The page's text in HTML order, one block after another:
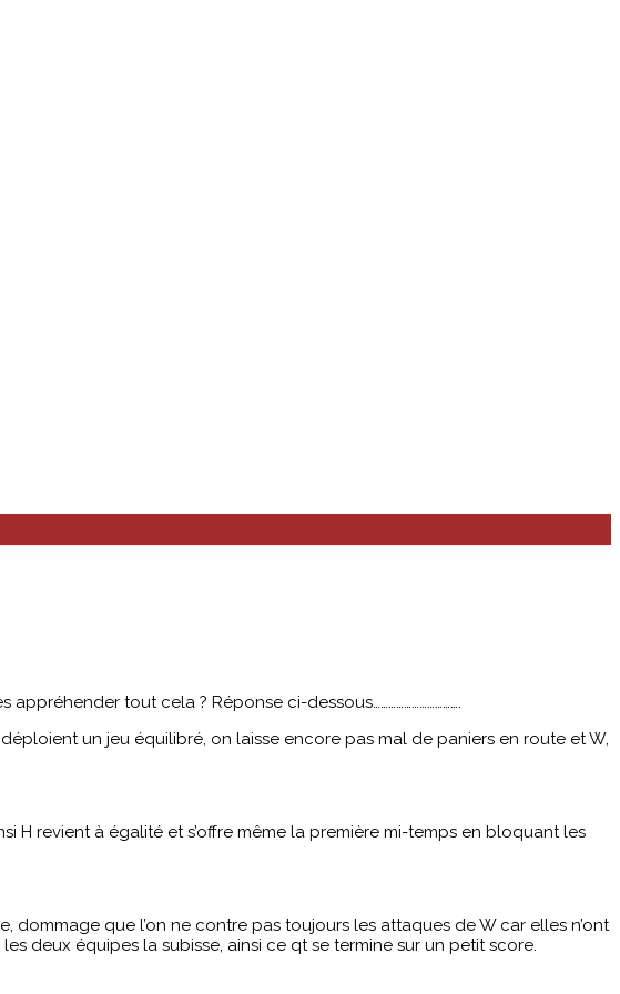
tout cela ? Réponse ci-dessous…………………………….
un jeu équilibré, on laisse encore pas mal de paniers en route et W,
H revient à égalité et s’offre même la première mi-temps en bloquant les
que l’on ne contre pas toujours les attaques de W car elles n’ont
deux équipes la subisse, ainsi ce qt se termine sur un petit score.